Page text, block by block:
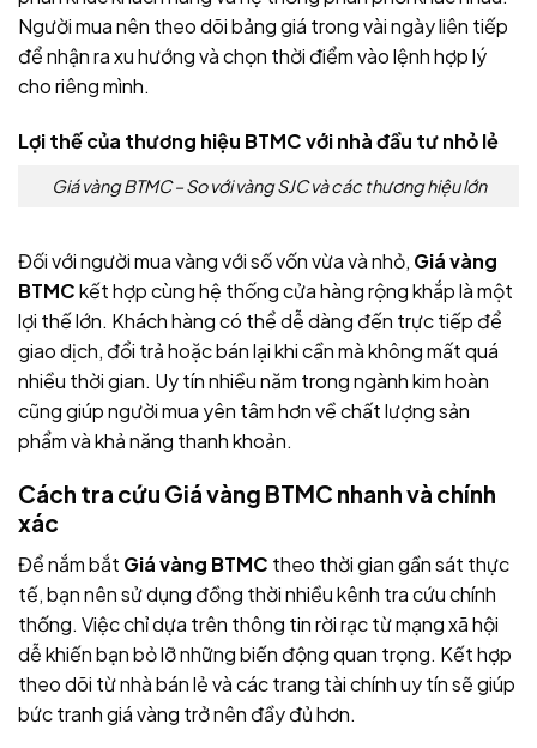
Người mua nên theo dõi bảng giá trong vài ngày liên tiếp
để nhận ra xu hướng và chọn thời điểm vào lệnh hợp lý
cho riêng mình.
Lợi thế của thương hiệu BTMC với nhà đầu tư nhỏ lẻ
Giá vàng BTMC – So với vàng SJC và các thương hiệu lớn
Đối với người mua vàng với số vốn vừa và nhỏ, Giá vàng
BTMCkết hợp cùng hệ thống cửa hàng rộng khắp là một
lợi thế lớn. Khách hàng có thể dễ dàng đến trực tiếp để
giao dịch, đổi trả hoặc bán lại khi cần mà không mất quá
nhiều thời gian. Uy tín nhiều năm trong ngành kim hoàn
cũng giúp người mua yên tâm hơn về chất lượng sản
phẩm và khả năng thanh khoản.
Cách tra cứu Giá vàng BTMC nhanh và chính
xác
Để nắm bắt Giá vàng BTMC theo thời gian gần sát thực
tế, bạn nên sử dụng đồng thời nhiều kênh tra cứu chính
thống. Việc chỉ dựa trên thông tin rời rạc từ mạng xã hội
dễ khiến bạn bỏ lỡ những biến động quan trọng. Kết hợp
theo dõi từ nhà bán lẻ và các trang tài chính uy tín sẽ giúp
bức tranh giá vàng trở nên đầy đủ hơn.